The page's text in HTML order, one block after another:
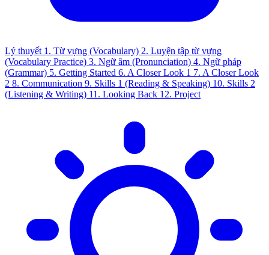
Lý thuyết 1. Từ vựng (Vocabulary) 2. Luyện tập từ vựng
(Vocabulary Practice) 3. Ngữ âm (Pronunciation) 4. Ngữ pháp
(Grammar) 5. Getting Started 6. A Closer Look 1 7. A Closer Look
2 8. Communication 9. Skills 1 (Reading & Speaking) 10. Skills 2
(Listening & Writing) 11. Looking Back 12. Project